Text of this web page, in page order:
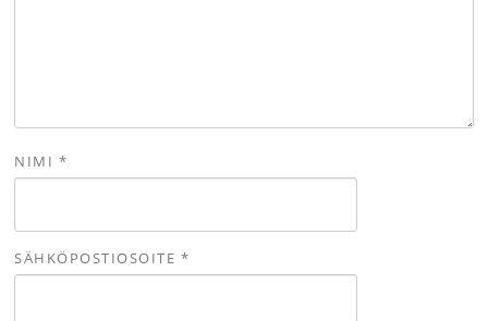
NIMI *
SÄHKÖPOSTIOSOITE *